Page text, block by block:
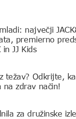
največji
premierno
in JJ Kids
težav? Odkrijte,
na zdrav način!
za družinske